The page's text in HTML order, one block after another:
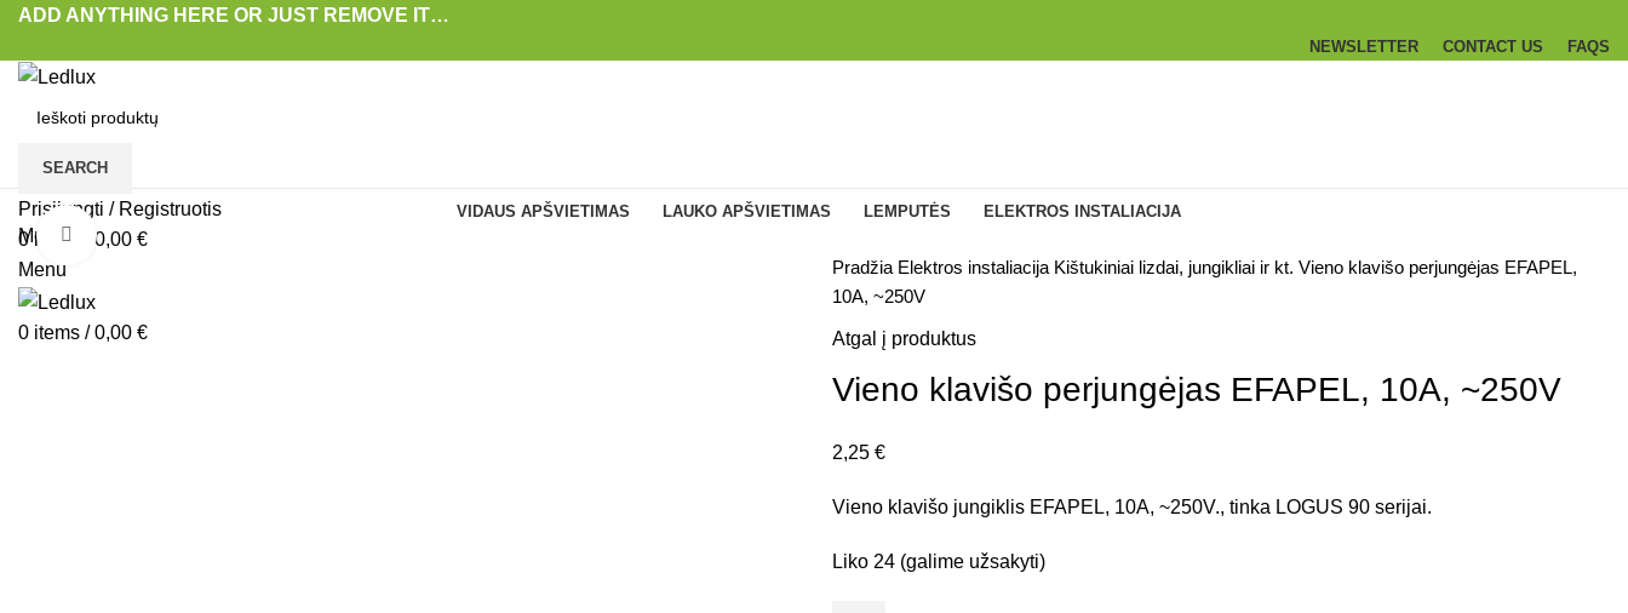
ADD ANYTHING HERE OR JUST REMOVE IT…
NEWSLETTER CONTACT US FAQS
SEARCH
Prisijungti / Registruotis
0items 0,00 €
Menu
0 items / 0,00 €
VIDAUS APŠVIETIMAS LAUKO APŠVIETIMAS LEMPUTĖS ELEKTROS INSTALIACIJA
Menu Padidinti
Pradžia Elektros instaliacija Kištukiniai lizdai, jungikliai ir kt. Vieno klavišo perjungėjas EFAPEL,
10A, ~250V
Atgal į produktus
Vieno klavišo perjungėjas EFAPEL, 10A, ~250V
2,25 €
Vieno klavišo jungiklis EFAPEL, 10A, ~250V., tinka LOGUS 90 serijai.
Liko 24 (galime užsakyti)